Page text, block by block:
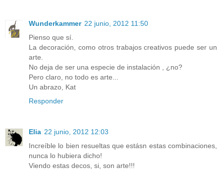
Wunderkammer 22 junio, 2012 11:50
Pienso que sí.
La decoración, como otros trabajos creativos puede ser un
arte.
No deja de ser una especie de instalación , ¿no?
Pero claro, no todo es arte...
Un abrazo, Kat
Responder
Elia 22 junio, 2012 12:03
Increíble lo bien resueltas que estásn estas combinaciones,
nunca lo hubiera dicho!
Viendo estas decos, si, son arte!!!